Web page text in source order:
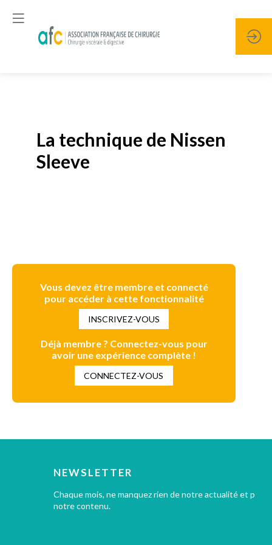
La technique de Nissen
Sleeve
Vous devez être membre et connecté
pour accéder à cette fonctionnalité
INSCRIVEZ-VOUS
Déjà membre ? Connectez-vous pour
avoir une expérience complète !
CONNECTEZ-VOUS
NEWSLETTER
Chaque mois, ne manquez rien de notre actualité et
notre contenu.